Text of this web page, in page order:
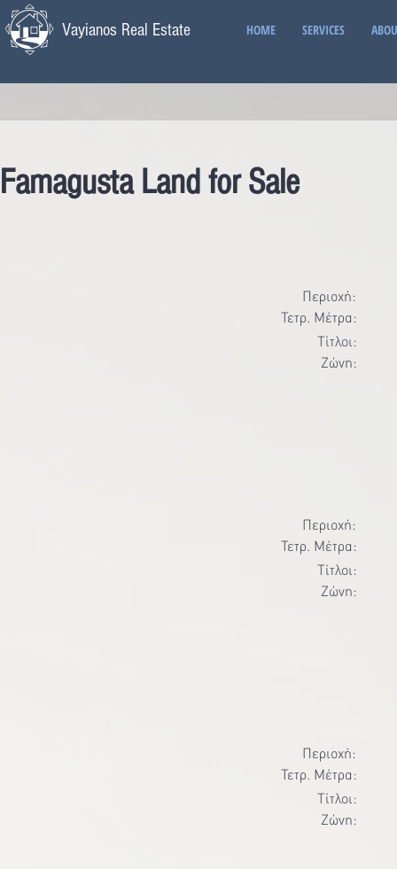
Vayianos Real Estate HOME SERVICES
Famagusta Land for Sale
Περιοχή:
Τετρ. Μέτρα:
Τίτλοι:
Ζώνη:
Περιοχή:
Τετρ. Μέτρα:
Τίτλοι:
Ζώνη:
Περιοχή:
Τετρ. Μέτρα:
Τίτλοι:
Ζώνη: